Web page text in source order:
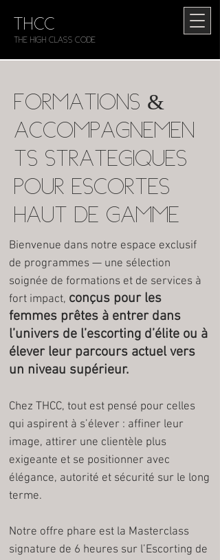
THCC
The HIGH CLASS CODE
Formations &
accompagnemen
ts stratégiques
pour escortes
haut de gamme
Bienvenue dans notre espace exclusif
de programmes — une sélection
soignée de formations et de services à
fort impact, conçus pour les
femmes prêtes à entrer dans
l’univers de l’escorting d’élite ou à
élever leur parcours actuel vers
un niveau supérieur.
Chez THCC, tout est pensé pour celles
qui aspirent à s’élever : affiner leur
image, attirer une clientèle plus
exigeante et se positionner avec
élégance, autorité et sécurité sur le long
terme.
Notre offre phare est la Masterclass
signature de 6 heures sur l’Escorting de